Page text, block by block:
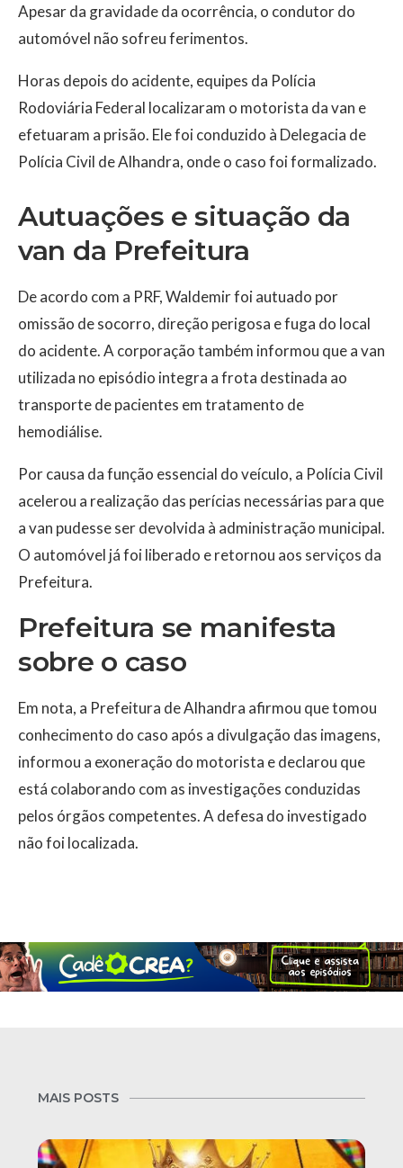
Apesar da gravidade da ocorrência, o condutor do
automóvel não sofreu ferimentos.
Horas depois do acidente, equipes da Polícia
Rodoviária Federal localizaram o motorista da van e
efetuaram a prisão. Ele foi conduzido à Delegacia de
Polícia Civil de Alhandra, onde o caso foi formalizado.
Autuações e situação da
van da Prefeitura
De acordo com a PRF, Waldemir foi autuado por
omissão de socorro, direção perigosa e fuga do local
do acidente. A corporação também informou que a van
utilizada no episódio integra a frota destinada ao
transporte de pacientes em tratamento de
hemodiálise.
Por causa da função essencial do veículo, a Polícia Civil
acelerou a realização das perícias necessárias para que
a van pudesse ser devolvida à administração municipal.
O automóvel já foi liberado e retornou aos serviços da
Prefeitura.
Prefeitura se manifesta
sobre o caso
Em nota, a Prefeitura de Alhandra afirmou que tomou
conhecimento do caso após a divulgação das imagens,
informou a exoneração do motorista e declarou que
está colaborando com as investigações conduzidas
pelos órgãos competentes. A defesa do investigado
não foi localizada.
MAIS POSTS